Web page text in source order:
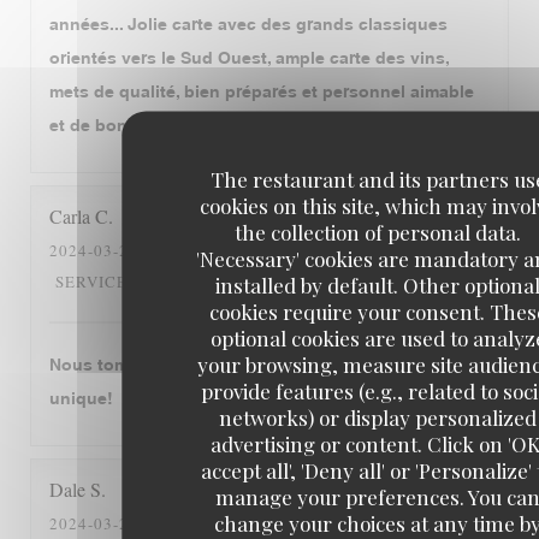
The restaurant and its partners
cookies on this site, which may
the collection of personal data.
'Necessary' cookies are mandatory
installed by default. Other
cookies require your consent.
optional cookies are used to
your browsing, measure site
provide features (e.g., related to
networks) or display personalized
advertising or content. Click on
accept all', 'Deny all' or 'Personalize'
manage your preferences. You
change your choices at any time
années... Jolie carte avec des grands classiques
orientés vers le Sud Ouest, ample carte des vins,
mets de qualité, bien préparés et personnel aimable
et de bon conseil. Tout cela est déjà très généreux!
CarlaC
2024-03-28
- 19:00 - GUESTS 4
SERVICE
AMBIANCE: 5/5 FOOD: 5/5 VALUE: 5/5
Nous tombons amourex de cette restaurant. C‘est
unique!
Dale S
2024-03-26
- 12:30 - GUESTS 2